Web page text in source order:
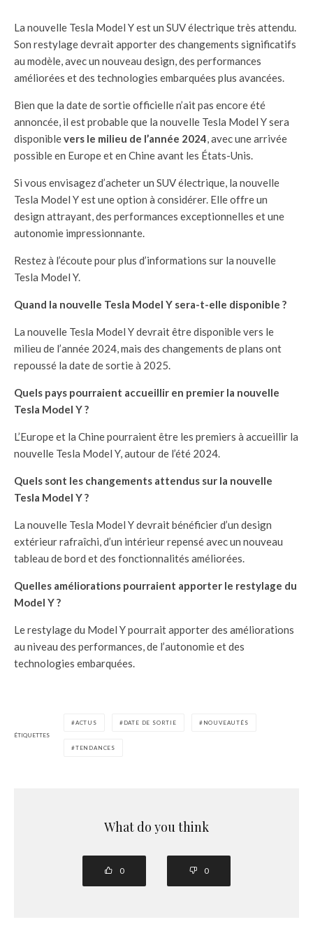
La nouvelle Tesla Model Y est un SUV électrique très attendu.
Son restylage devrait apporter des changements significatifs
au modèle, avec un nouveau design, des performances
améliorées et des technologies embarquées plus avancées.
Bien que la date de sortie officielle n’ait pas encore été
annoncée, il est probable que la nouvelle Tesla Model Y sera
disponiblevers le milieu de l’année 2024, avec une arrivée
possible en Europe et en Chine avant les États-Unis.
Si vous envisagez d’acheter un SUV électrique, la nouvelle
Tesla Model Y est une option à considérer. Elle offre un
design attrayant, des performances exceptionnelles et une
autonomie impressionnante.
Restez à l’écoute pour plus d’informations sur la nouvelle
Tesla Model Y.
Quand la nouvelle Tesla Model Y sera-t-elle disponible ?
La nouvelle Tesla Model Y devrait être disponible vers le
milieu de l’année 2024, mais des changements de plans ont
repoussé la date de sortie à 2025.
Quels pays pourraient accueillir en premier la nouvelle
Tesla Model Y ?
L’Europe et la Chine pourraient être les premiers à accueillir la
nouvelle Tesla Model Y, autour de l’été 2024.
Quels sont les changements attendus sur la nouvelle
Tesla Model Y ?
La nouvelle Tesla Model Y devrait bénéficier d’un design
extérieur rafraîchi, d’un intérieur repensé avec un nouveau
tableau de bord et des fonctionnalités améliorées.
Quelles améliorations pourraient apporter le restylage du
Model Y ?
Le restylage du Model Y pourrait apporter des améliorations
au niveau des performances, de l’autonomie et des
technologies embarquées.
ÉTIQUETTES
ACTUS DATE DE SORTIE NOUVEAUTÉS
TENDANCES
What do you think
0 0